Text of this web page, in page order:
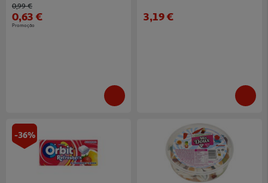
Price reduced from
0,99 €to
0,63 €
Promoção
3,19 €
-36%